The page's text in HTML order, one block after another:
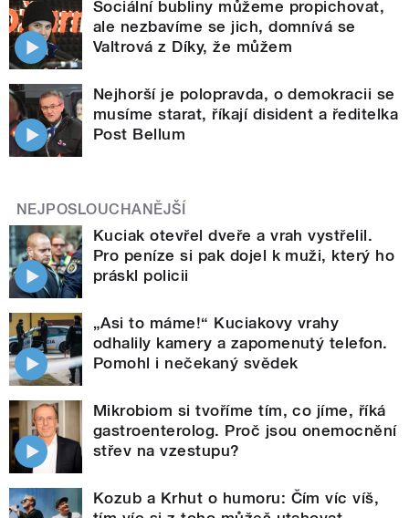
Sociální bubliny můžeme propichovat,
ale nezbavíme se jich, domnívá se
Valtrová z Díky, že můžem
Nejhorší je polopravda, o demokracii se
musíme starat, říkají disident a ředitelka
Post Bellum
NEJPOSLOUCHANĚJŠÍ
Kuciak otevřel dveře a vrah vystřelil.
Pro peníze si pak dojel k muži, který ho
práskl policii
„Asi to máme!“ Kuciakovy vrahy
odhalily kamery a zapomenutý telefon.
Pomohl i nečekaný svědek
Mikrobiom si tvoříme tím, co jíme, říká
gastroenterolog. Proč jsou onemocnění
střev na vzestupu?
Kozub a Krhut o humoru: Čím víc víš,